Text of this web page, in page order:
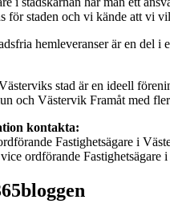
för staden och vi kände att vi
hemleveranser är en del
stad är en ideell
och Västervik Framåt med
kontakta:
Fastighetsägare i
ordförande Fastighetsägare